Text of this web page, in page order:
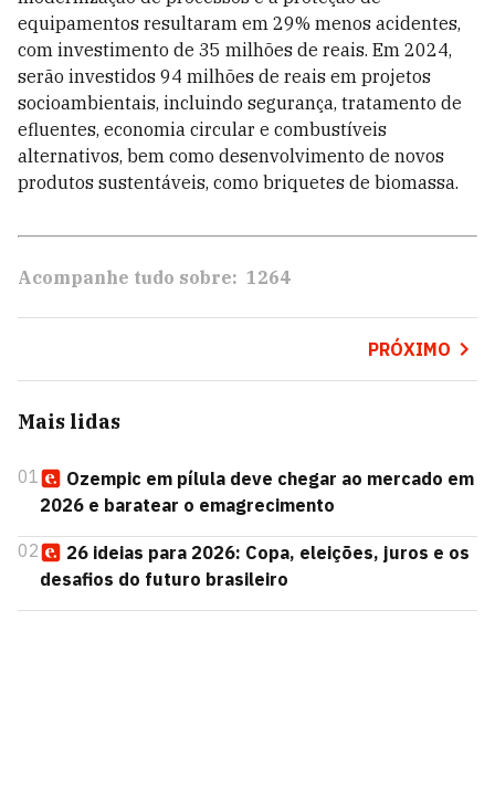
equipamentos resultaram em 29% menos acidentes,
com investimento de 35 milhões de reais. Em 2024,
serão investidos 94 milhões de reais em projetos
socioambientais, incluindo segurança, tratamento de
efluentes, economia circular e combustíveis
alternativos, bem como desenvolvimento de novos
produtos sustentáveis, como briquetes de biomassa.
Acompanhe tudo sobre: 1264
PRÓXIMO
Mais lidas
01
Ozempic em pílula deve chegar ao mercado em
2026 e baratear o emagrecimento
02
26 ideias para 2026: Copa, eleições, juros e os
desafios do futuro brasileiro